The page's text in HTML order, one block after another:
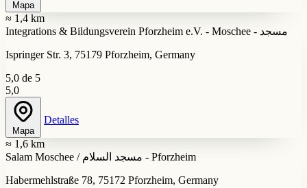
Mapa
≈ 1,4 km
Integrations & Bildungsverein Pforzheim e.V. - Moschee - مسجد
Ispringer Str. 3, 75179 Pforzheim, Germany
5,0 de 5
5,0
Mapa
Detalles
≈ 1,6 km
Salam Moschee / مسجد السلام - Pforzheim
Habermehlstraße 78, 75172 Pforzheim, Germany